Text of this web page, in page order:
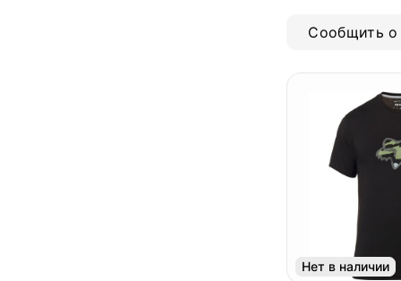
Сообщить о
Нет в наличии